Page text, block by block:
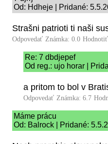
Od: Hdheje | Pridané:
Strašni patrioti ti naši
Odpovedať Známka: 0.0
Re: 7 dbdjepef
Od reg.: ujo horar |
a pritom to bol v
Odpovedať Známka: 6.7
Máme prácu
Od: Balrock | Pridané: